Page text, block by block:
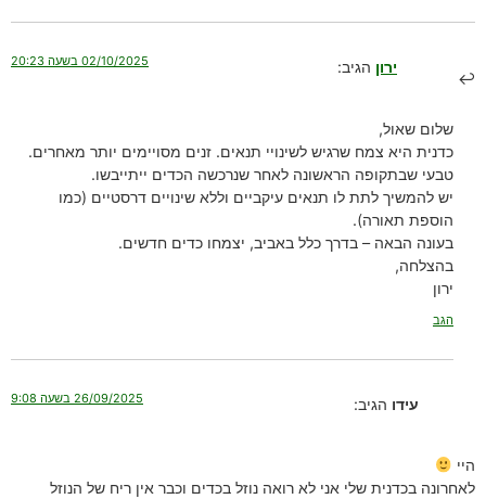
ירון הגיב: 02/10/2025 בשעה 20:23
שלום שאול,
כדנית היא צמח שרגיש לשינויי תנאים. זנים מסויימים יותר מאחרים.
טבעי שבתקופה הראשונה לאחר שנרכשה הכדים ייתייבשו.
יש להמשיך לתת לו תנאים עיקביים וללא שינויים דרסטיים (כמו
הוספת תאורה).
בעונה הבאה – בדרך כלל באביב, יצמחו כדים חדשים.
בהצלחה,
ירון
הגב
עידו הגיב: 26/09/2025 בשעה 9:08
היי
לאחרונה בכדנית שלי אני לא רואה נוזל בכדים וכבר אין ריח של הנוזל